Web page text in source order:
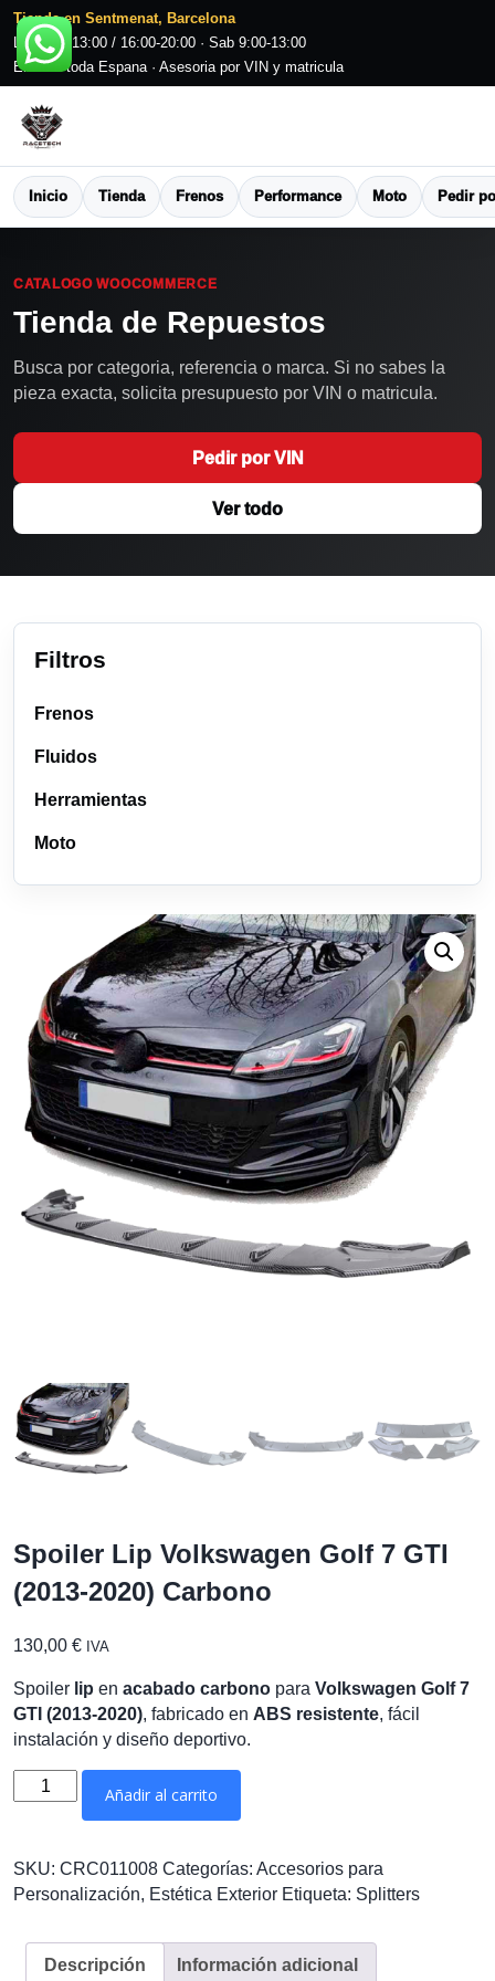
Tienda en Sentmenat, Barcelona
L-V 9:00-13:00 / 16:00-20:00 · Sab 9:00-13:00
Envio a toda Espana · Asesoria por VIN y matricula
Inicio Tienda Frenos Performance Moto Pedir
CATALOGO WOOCOMMERCE
Tienda de Repuestos
Busca por categoria, referencia o marca. Si no sabes la
pieza exacta, solicita presupuesto por VIN o matricula.
Pedir por VIN
Ver todo
Filtros
Frenos
Fluidos
Herramientas
Moto
Spoiler Lip Volkswagen Golf 7 GTI
(2013-2020) Carbono
130,00 € IVA
Spoiler lip en acabado carbono para Volkswagen Golf 7
GTI (2013-2020), fabricado en ABS resistente, fácil
instalación y diseño deportivo.
Spoiler
Lip
Golf
7
2020)
Añadir al carrito
SKU: CRC011008 Categorías: Accesorios para
Personalización, Estética Exterior Etiqueta: Splitters
Descripción Información adicional